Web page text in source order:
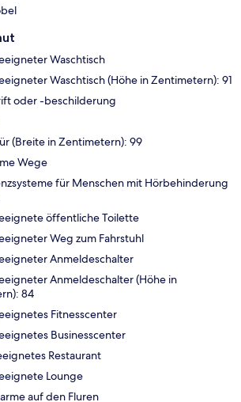
Waschtisch
Waschtisch (Höhe in Zentimetern): 91
oder -beschilderung
(Breite in Zentimetern): 99
Wege
für Menschen mit Hörbehinderung
öffentliche Toilette
Weg zum Fahrstuhl
Anmeldeschalter
Anmeldeschalter (Höhe in
84
Fitnesscenter
Businesscenter
Restaurant
Lounge
auf den Fluren